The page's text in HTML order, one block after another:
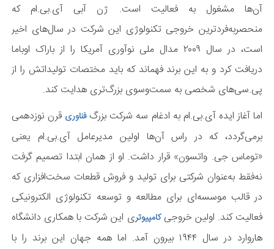
آن‌ها مشغول به فعالیت است. ژن آبی آی.بی.ام که
منحصربه‌فردترین خروجی تکنولوژی این شرکت در سال‌های اخیر
است، در سال ۲۰۰۹ مدال ملی نوآوری آمریکا را از باراک اوباما
دریافت کرد و به این برند فهماند که باید مختصات تولیداتش را از
پی.سی‌های شخصی به سمت‌وسوی بزرگ‌تری هدایت کند.
اما آغاز ایده آی.بی.ام به ادغام سه شرکت بزرگ فناوری قرن نوزدهمی
برمی‌گردد، که در راس آن‌ها اولین مدیرعامل آی.بی.ام یعنی
«توماس جی. واتسون» قرار داشت. او از همان ابتدا تصمیم گرفت
نه‌فقط به‌عنوان شرکتی برای تولید و فروش قطعات سخت‌افزاری که
در قالب موسسه‌ای برای مطالعه و توسعه تکنولوژی الکترونیکی
فعالیت کند. اولین خروجیکامپیوتری این شرکت با همکاری دانشگاه
هاروارد در سال ۱۹۴۴ بیرون آمد. اما همه جهان این برند را با